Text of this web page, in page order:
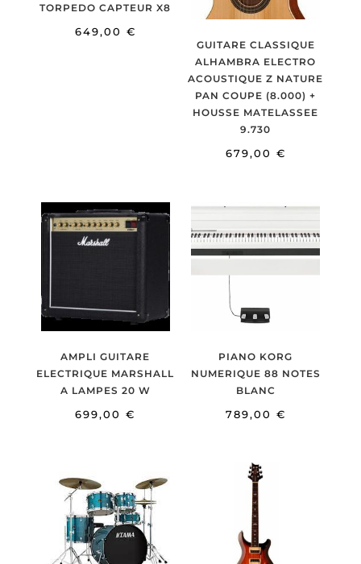
TORPEDO CAPTEUR X8
649,00 €
GUITARE CLASSIQUE
ALHAMBRA ELECTRO
ACOUSTIQUE Z NATURE
PAN COUPE (8.000) +
HOUSSE MATELASSEE
9.730
679,00 €
AMPLI GUITARE
ELECTRIQUE MARSHALL
A LAMPES 20 W
699,00€
PIANO KORG
NUMERIQUE 88 NOTES
BLANC
789,00 €